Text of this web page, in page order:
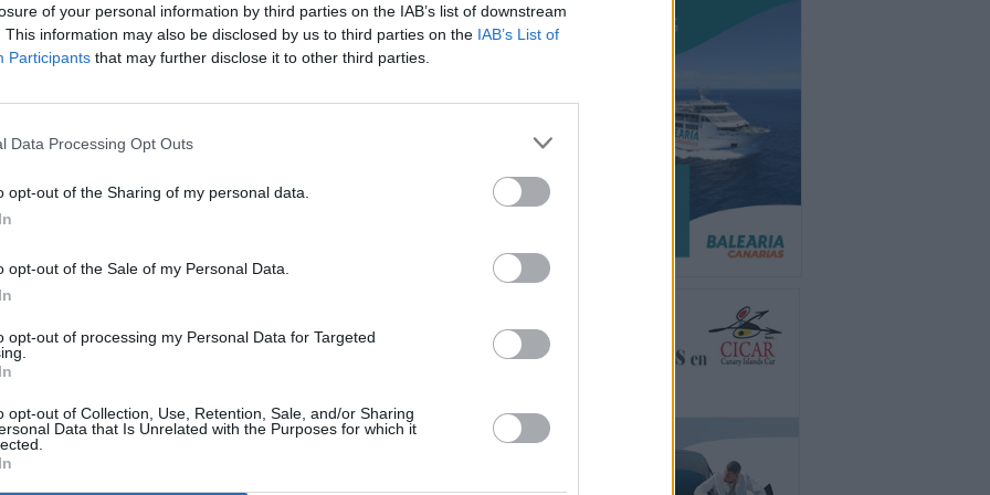
of your personal information by third parties on the IAB’s list of downstream
This information may also be disclosed by us to third parties on the IAB’s List of
Participants that may further disclose it to other third parties.
Data Processing Opt Outs
opt-out of the Sharing of my personal data.
opt-out of the Sale of my Personal Data.
opt-out of processing my Personal Data for Targeted
opt-out of Collection, Use, Retention, Sale, and/or Sharing
Data that Is Unrelated with the Purposes for which it
por 200 puestos supone un impulso a la afluencia de
de la Concejalía de Turismo y Comercio ha propuesto
de Caleta de Fuste, encaminadas a mejorar la
la empresa concesionaria medidas correctoras como la
carpa de color blanco, de dimensiones 3 por 3 metros, con
del Mercadillo.